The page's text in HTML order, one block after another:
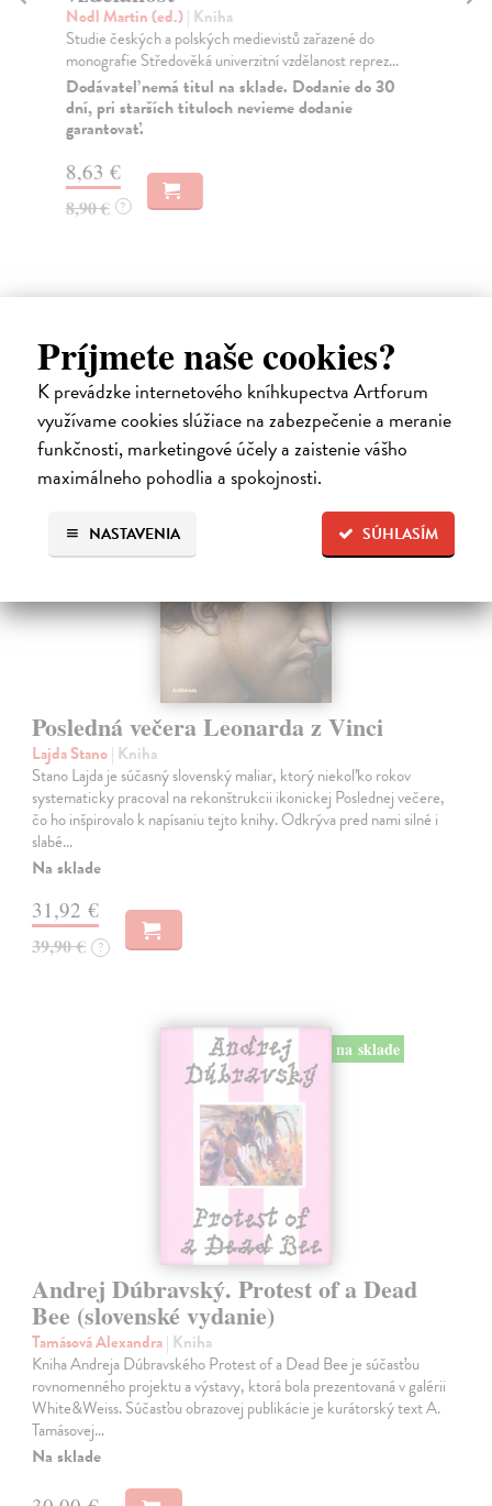
Príjmete naše cookies?
K prevádzke internetového kníhkupectva Artforum
využívame cookies slúžiace na zabezpečenie a meranie
funkčnosti, marketingové účely a zaistenie vášho
maximálneho pohodlia a spokojnosti.
SÚHLASÍM
NASTAVENIA
Nodl Martin (ed.)| Kniha
Studie českých a polských medievistů zařazené do
monografie Středověká univerzitní vzdělanost reprez...
Dodávateľ nemá titul na sklade. Dodanie do 30
dní, pri starších tituloch nevieme dodanie
garantovať.
8,63 €
8,90 € ?
Ďalšie z kategórie výtvarné
umenie
na sklade
Posledná večera Leonarda z Vinci
Lajda Stano| Kniha
Stano Lajda je súčasný slovenský maliar, ktorý niekoľko rokov
systematicky pracoval na rekonštrukcii ikonickej Poslednej večere,
čo ho inšpirovalo k napísaniu tejto knihy. Odkrýva pred nami silné i
slabé…
Na sklade
31,92 €
39,90 € ?
na sklade
Andrej Dúbravský. Protest of a Dead
Bee (slovenské vydanie)
Tamásová Alexandra| Kniha
Kniha Andreja Dúbravského Protest of a Dead Bee je súčasťou
rovnomenného projektu a výstavy, ktorá bola prezentovaná v galérii
White&Weiss. Súčasťou obrazovej publikácie je kurátorský text A.
Tamásovej…
Na sklade